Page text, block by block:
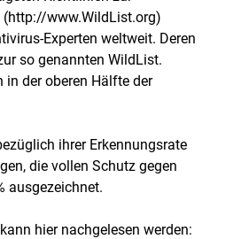
(http://www.WildList.org)
Experten weltweit. Deren
so genannten WildList.
in der oberen Hälfte der
ihrer Erkennungsrate
die vollen Schutz gegen
ausgezeichnet.
hier nachgelesen werden: